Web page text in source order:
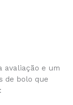
avaliação e um
de bolo que